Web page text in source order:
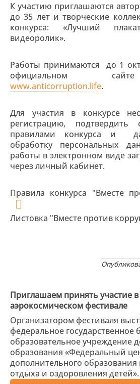
К участию приглашаются
до 35 лет и творческие
конкурса: «Лучший
видеоролик».
Работы принимаются до 1
официальном
www.anticorruption.life.
Для участия в конкурсе
регистрацию, подтвердить
правилами конкурса и
обработку персональных
работы в электронном виде
через личный кабинет.
Правила конкурса "Вместе
Листовка "Вместе против
Приглашаем принять участие
аэрокосмическом фестивале
Организатором фестиваля
федеральное государственное
образовательное учреждение
образования «Федеральный
дополнительного
отдыха и оздоровления